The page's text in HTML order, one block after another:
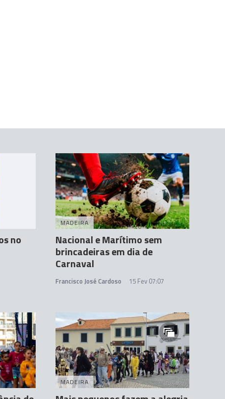
no
MADEIRA
Nacional e Marítimo sem
brincadeiras em dia de
Carnaval
Francisco José Cardoso 15 Fev 07:07
MADEIRA